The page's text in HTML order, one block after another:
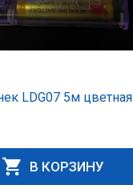
LDG07 5м цветная
В КОРЗИНУ